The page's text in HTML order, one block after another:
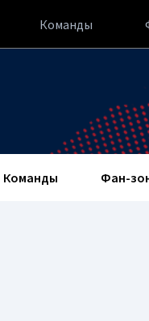
Команды
Команды Фан-